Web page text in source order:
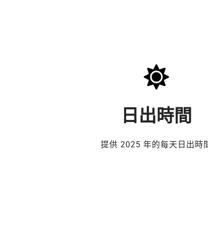
日出時間
提供 2025 年的每天日出時